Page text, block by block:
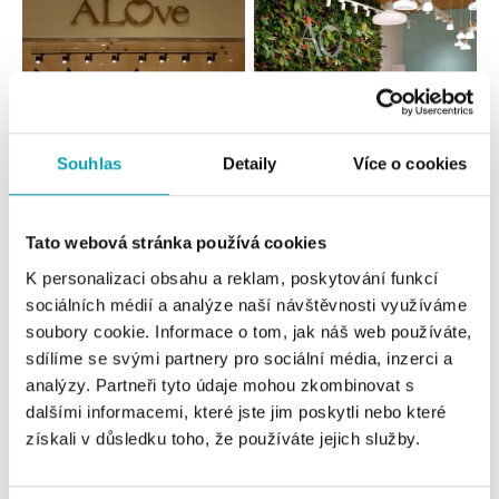
Souhlas Detaily Více o cookies
Tato webová stránka používá cookies
K personalizaci obsahu a reklam, poskytování funkcí
sociálních médií a analýze naší návštěvnosti využíváme
soubory cookie. Informace o tom, jak náš web používáte,
sdílíme se svými partnery pro sociální média, inzerci a
analýzy. Partneři tyto údaje mohou zkombinovat s
dalšími informacemi, které jste jim poskytli nebo které
získali v důsledku toho, že používáte jejich služby.
Všechny Česko Slovensko
ALOve OC Nový Smíchov, Praha 5
Plzeňská 8, 150 00 Praha 5 - Anděl
tel.: +420736509250
zítra otevřeno od 09:00
ALOve OC Olympia, Brno
U Dálnice 777, 664 42 Brno